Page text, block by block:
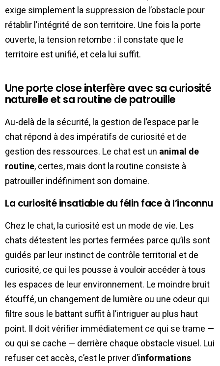
exige simplement la suppression de l’obstacle pour
rétablir l’intégrité de son territoire. Une fois la porte
ouverte, la tension retombe : il constate que le
territoire est unifié, et cela lui suffit.
Une porte close interfère avec sa curiosité
naturelle et sa routine de patrouille
Au-delà de la sécurité, la gestion de l’espace par le
chat répond à des impératifs de curiosité et de
gestion des ressources. Le chat est un animal de
routine, certes, mais dont la routine consiste à
patrouiller indéfiniment son domaine.
La curiosité insatiable du félin face à l’inconnu
Chez le chat, la curiosité est un mode de vie. Les
chats détestent les portes fermées parce qu’ils sont
guidés par leur instinct de contrôle territorial et de
curiosité, ce qui les pousse à vouloir accéder à tous
les espaces de leur environnement. Le moindre bruit
étouffé, un changement de lumière ou une odeur qui
filtre sous le battant suffit à l’intriguer au plus haut
point. Il doit vérifier immédiatement ce qui se trame —
ou qui se cache — derrière chaque obstacle visuel. Lui
refuser cet accès, c’est le priver d’informations